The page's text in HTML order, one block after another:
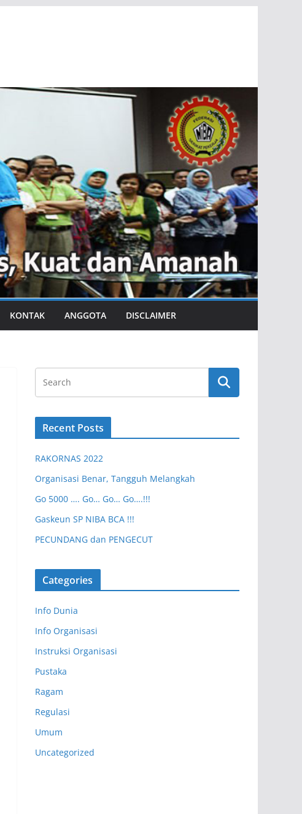
KONTAK ANGGOTA DISCLAIMER
Recent Posts
RAKORNAS 2022
Organisasi Benar, Tangguh Melangkah
Go 5000 …. Go… Go… Go….!!!
Gaskeun SP NIBA BCA !!!
PECUNDANG dan PENGECUT
Categories
Info Dunia
Info Organisasi
Instruksi Organisasi
Pustaka
Ragam
Regulasi
Umum
Uncategorized